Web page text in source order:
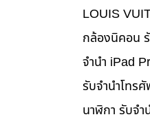
LOUIS
กล้องนิคอน
จำนำ iPad
รับจำนำโทร
นาฬิกา รับจำ